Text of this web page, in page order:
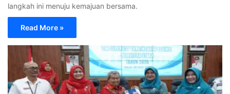
langkah ini menuju kemajuan bersama.
Read More »